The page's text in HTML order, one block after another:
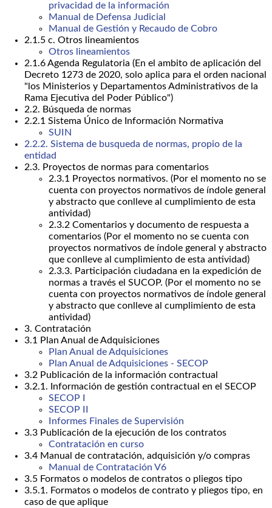
privacidad de la información
Manual de Defensa Judicial
Manual de Gestión y Recaudo de Cobro
2.1.5 c. Otros lineamientos
Otros lineamientos
2.1.6 Agenda Regulatoria (En el ambito de aplicación del
Decreto 1273 de 2020, solo aplica para el orden nacional
"los Ministerios y Departamentos Administrativos de la
Rama Ejecutiva del Poder Público")
2.2. Búsqueda de normas
2.2.1 Sistema Único de Información Normativa
SUIN
2.2.2. Sistema de busqueda de normas, propio de la
entidad
2.3. Proyectos de normas para comentarios
2.3.1 Proyectos normativos. (Por el momento no se
cuenta con proyectos normativos de índole general
y abstracto que conlleve al cumplimiento de esta
antividad)
2.3.2 Comentarios y documento de respuesta a
comentarios (Por el momento no se cuenta con
proyectos normativos de índole general y abstracto
que conlleve al cumplimiento de esta antividad)
2.3.3. Participación ciudadana en la expedición de
normas a través el SUCOP. (Por el momento no se
cuenta con proyectos normativos de índole general
y abstracto que conlleve al cumplimiento de esta
antividad)
3. Contratación
3.1 Plan Anual de Adquisiciones
Plan Anual de Adquisiciones
Plan Anual de Adquisiciones - SECOP
3.2 Publicación de la información contractual
3.2.1. Información de gestión contractual en el SECOP
SECOP I
SECOP II
Informes Finales de Supervisión
3.3 Publicación de la ejecución de los contratos
Contratación en curso
3.4 Manual de contratación, adquisición y/o compras
Manual de Contratación V6
3.5 Formatos o modelos de contratos o pliegos tipo
3.5.1. Formatos o modelos de contrato y pliegos tipo, en
caso de que aplique